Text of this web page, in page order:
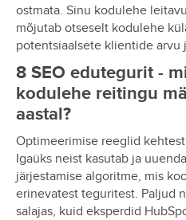
ostmata. Sinu kodulehe
mõjutab otseselt kodulehe
potentsiaalsete klientide arvu
8 SEO edutegurit -
kodulehe reitingu
aastal?
Optimeerimise reeglid
Igaüks neist kasutab ja
järjestamise algoritme, mis
erinevatest teguritest. Paljud
salajas, kuid eksperdid